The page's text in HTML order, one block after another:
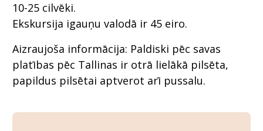
10-25 cilvēki.
Ekskursija igauņu valodā ir 45 eiro.
Aizraujoša informācija: Paldiski pēc savas
platības pēc Tallinas ir otrā lielākā pilsēta,
papildus pilsētai aptverot arī pussalu.